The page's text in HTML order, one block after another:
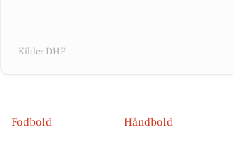
Kilde: DHF
Fodbold Håndbold